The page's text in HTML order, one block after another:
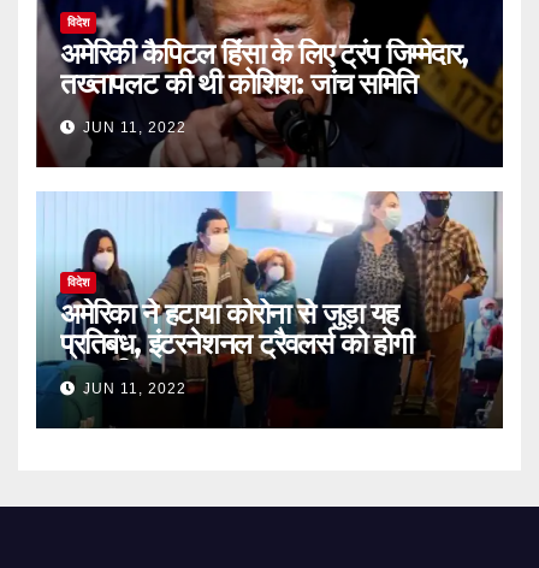
विदेश
अमेरिकी कैपिटल हिंसा के लिए ट्रंप जिम्मेदार,
तख्तापलट की थी कोशिश: जांच समिति
JUN 11, 2022
विदेश
अमेरिका ने हटाया कोरोना से जुड़ा यह
प्रतिबंध, इंटरनेशनल ट्रैवलर्स को होगी
आसानी
JUN 11, 2022